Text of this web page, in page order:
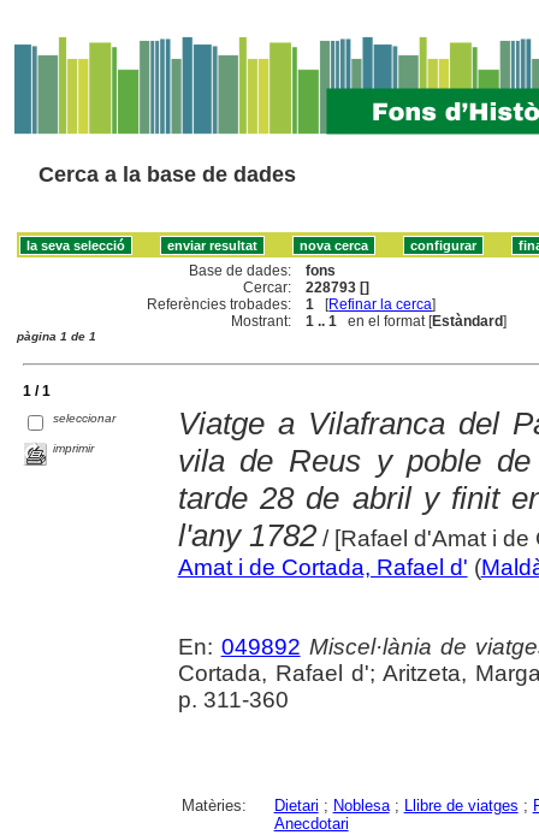
Cerca a la base de dades
Base de dades:
fons
Cercar:
228793 []
Referències trobades:
1 [Refinar la cerca]
Mostrant:
1 .. 1 en el format [Estàndard]
pàgina 1 de 1
1 / 1
seleccionar
imprimir
Viatge a Vilafranca del
vila de Reus y poble
tarde 28 de abril y finit
l'any 1782/ [Rafael d'Amat i de
Amat i de Cortada, Rafael d' (
En: 049892 Miscel·lània de
Cortada, Rafael d'; Aritzeta,
p. 311-360
Matèries: Dietari ; Noblesa; Llibre de viatges ;
Anecdotari